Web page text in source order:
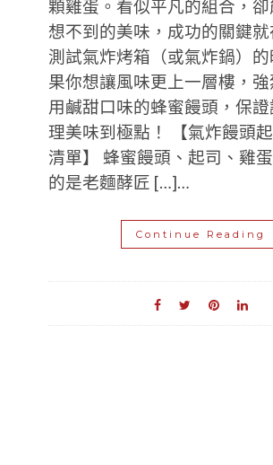
顆雞蛋。看似平凡的組合，
想不到的美味，成功的關鍵
測試氣炸烤箱（或氣炸鍋）的
果你想讓風味更上一層樓，
用鹹甜口味的蜂蜜饅頭，保
理美味到極點！ 【氣炸饅頭
清單】 蜂蜜饅頭、起司、雞
的是老麵酵匠 […]…
Continue Reading